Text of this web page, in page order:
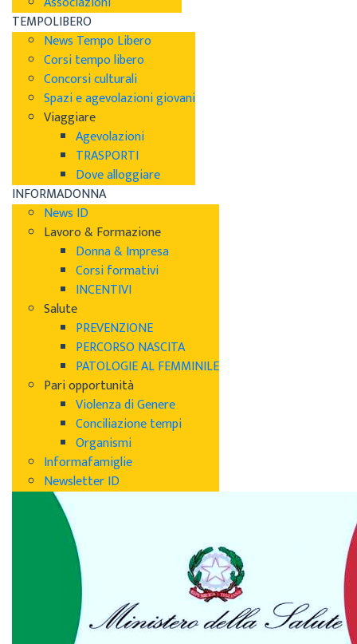
TEMPOLIBERO
News Tempo Libero
Corsi tempo libero
Concorsi culturali
Spazi e agevolazioni giovani
Viaggiare
Agevolazioni
TRASPORTI
Dove alloggiare
INFORMADONNA
News ID
Lavoro & Formazione
Donna & Impresa
Corsi formativi
INCENTIVI
Salute
PREVENZIONE
PERCORSO NASCITA
PATOLOGIE AL FEMMINILE
Pari opportunità
Violenza di Genere
Conciliazione tempi
Organismi
Informafamiglie
Newsletter ID